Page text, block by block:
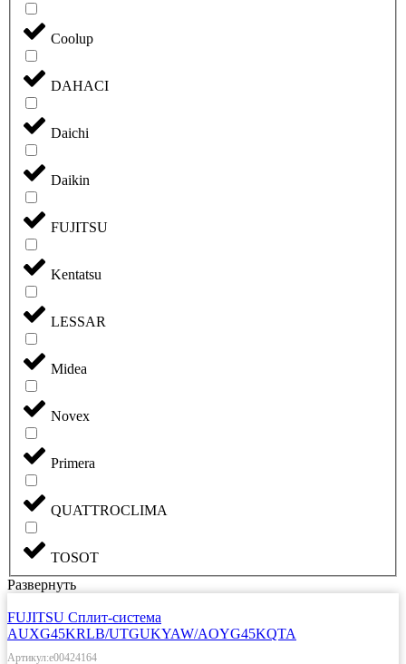
Coolup
DAHACI
Daichi
Daikin
FUJITSU
Kentatsu
LESSAR
Midea
Novex
Primera
QUATTROCLIMA
TOSOT
Развернуть
FUJITSU Сплит-система
AUXG45KRLB/UTGUKYAW/AOYG45KQTA
Артикул:e00424164